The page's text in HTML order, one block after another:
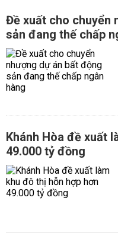
Đề xuất cho chuyển
sản đang thế chấp
Khánh Hòa đề xuất
49.000 tỷ đồng